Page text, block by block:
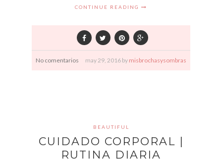
CONTINUE READING
No comentarios may29, 2016 by misbrochasysombras
BEAUTIFUL
CUIDADO CORPORAL |
RUTINA DIARIA